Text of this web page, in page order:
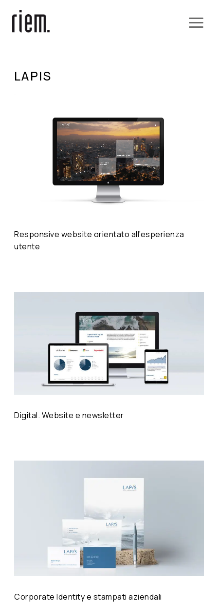
LAPIS
Responsive website orientato all’esperienza
utente
Digital. Website e newsletter
Corporate Identity e stampati aziendali